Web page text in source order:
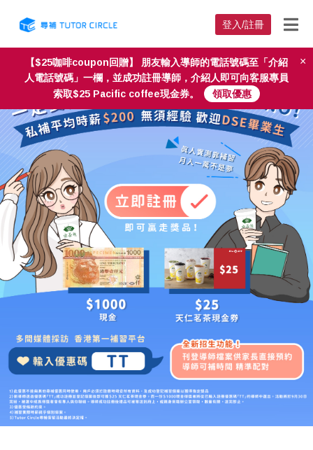
登入/註冊
×
【$25咖啡coupon回贈】 朋友輸入導師的電話號碼至「介紹
人電話號碼」一欄，並成功註冊導師，介紹人即可向客服專員
索取$25 Pacific coffee現金券。
領取優惠